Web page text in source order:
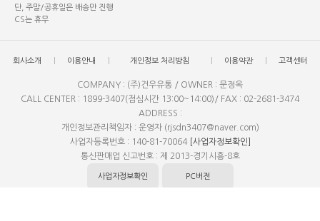
단, 주말/공휴일은 배송만 진행
CS는 휴무
회사소개 이용안내 개인정보 처리방침 이용약관 고객센터
COMPANY : (주)건우유통 / OWNER : 문정옥
CALL CENTER : 1899-3407(점심시간 13:00~14:00)/ FAX : 02-2681-3474
ADDRESS :
개인정보관리책임자 : 운영자 (rjsdn3407@naver.com)
사업자등록번호 : 140-81-70064 [사업자정보확인]
통신판매업 신고번호 : 제 2013-경기시흥-8호
사업자정보확인 PC버전